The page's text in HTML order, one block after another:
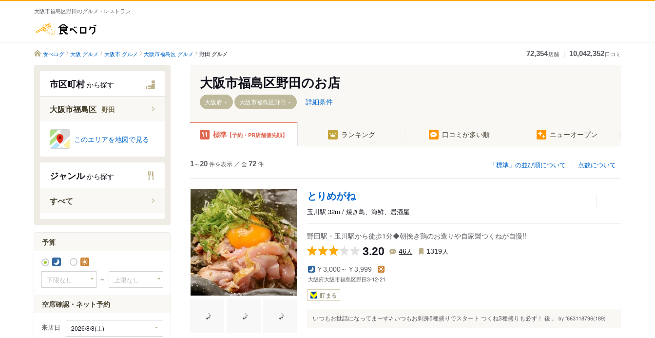
大阪市福島区野田のグルメ・レストラン
食べログ 大阪 グルメ 大阪市 グルメ 大阪市福島区 グルメ 野田 グルメ 72,354店舗 10,042,352口コミ
市区町村から探す
大阪市福島区 野田
このエリアを地図で見る
ジャンルから探す
すべて
予算
～
空席確認・ネット予約
来店日
大阪市福島区野田のお店
大阪府 大阪市福島区野田 詳細条件
標準 【予約・PR店舗優先順】 ランキング 口コミが多い順 ニューオープン
点数について
「標準」の並び順について
1～20件を表示 ／ 全 72件
とりめがね
玉川駅 32m / 焼き鳥、海鮮、居酒屋
野田駅・玉川駅から徒歩1分◆朝挽き鶏のお造りや自家製つくねが自慢!!
3.20 46人 1319 人
￥3,000～￥3,999
-
大阪府大阪市福島区野田3-12-21
貯まる
いつもお世話になってまーす♪ いつもお刺身5種盛りでスタート つくね3種盛りも必ず！ 後... by f663118796(189)